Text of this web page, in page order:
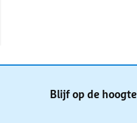
Blijf op de hoogte